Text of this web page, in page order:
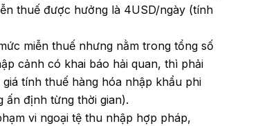
thuế được hưởng là 4USD/ngày (tính
miễn thuế nhưng nằm trong tổng số
cảnh có khai báo hải quan, thì phải
tính thuế hàng hóa nhập khẩu phi
định từng thời gian).
vi ngoại tệ thu nhập hợp pháp,